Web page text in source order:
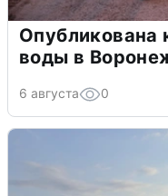
Опубликована
воды в
6 августа 0